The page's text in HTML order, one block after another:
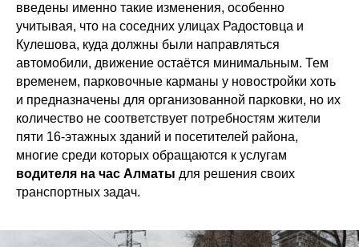
введены именно такие изменения, особенно
учитывая, что на соседних улицах Радостовца и
Кулешова, куда должны были направляться
автомобили, движение остаётся минимальным. Тем
временем, парковочные карманы у новостройки хоть
и предназначены для организованной парковки, но их
количество не соответствует потребностям жители
пяти 16-этажных зданий и посетителей района,
многие среди которых обращаются к услугам
водителя на час Алматы для решения своих
транспортных задач.